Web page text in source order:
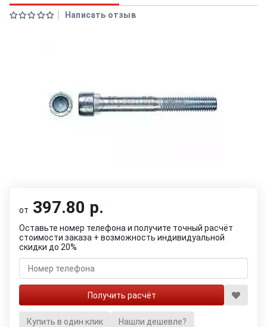
Написать отзыв
от 397.80 р.
Оставьте номер телефона и получите точный расчёт
стоимости заказа + возможность индивидуальной
скидки до 20%
Купить в один клик Нашли дешевле?